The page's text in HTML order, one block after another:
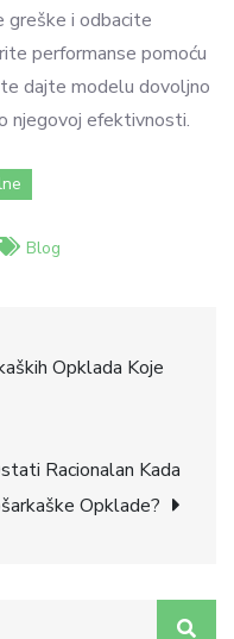
greške i odbacite
performanse pomoću
dajte modelu dovoljno
njegovoj efektivnosti.
Blog
Opklada Koje
Racionalan Kada
Opklade?